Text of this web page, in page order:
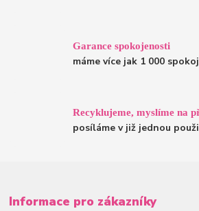
Garance spokojenosti
máme více jak 1 000
Recyklujeme, myslíme na
posíláme v již jednou
Informace pro zákazníky